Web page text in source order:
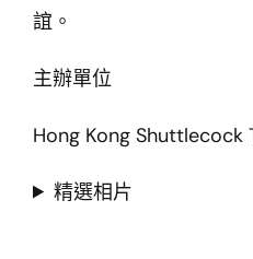
誼。
主辦單位
Hong Kong Shuttlecock
精選相片